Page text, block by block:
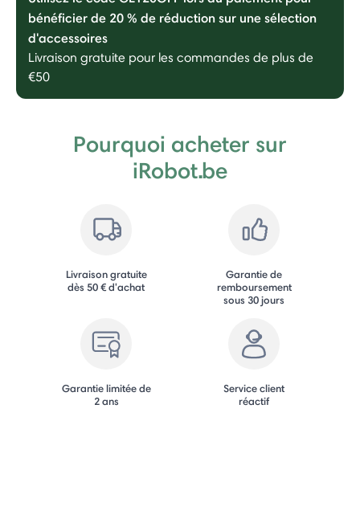
bénéficier de 20 % de réduction sur une sélection
d'accessoires
Livraison gratuite pour les commandes de plus de
€50
Pourquoi acheter sur
iRobot.be
Livraison gratuite
dès 50 € d'achat
Garantie de
remboursement
sous 30 jours
Garantie limitée de
2 ans
Service client
réactif